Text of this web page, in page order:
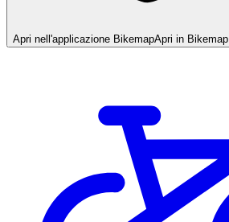
Apri nell'applicazione BikemapApri in Bikemap